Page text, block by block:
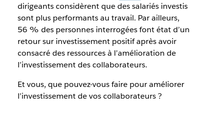
Par l’équipe Slack
30 septembre 2025
dirigeants considèrent que des salariés investis
sont plus performants au travail. Par ailleurs,
56 % des personnes interrogées font état d’un
retour sur investissement positif après avoir
consacré des ressources à l’amélioration de
l’investissement des collaborateurs.
Et vous, que pouvez-vous faire pour améliorer
l’investissement de vos collaborateurs ?